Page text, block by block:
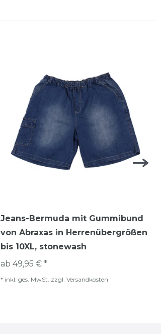
Jeans-Bermuda mit Gummibund
von Abraxas in Herrenübergrößen
bis 10XL, stonewash
ab 49,95 € *
* inkl. ges. MwSt. zzgl. Versandkosten